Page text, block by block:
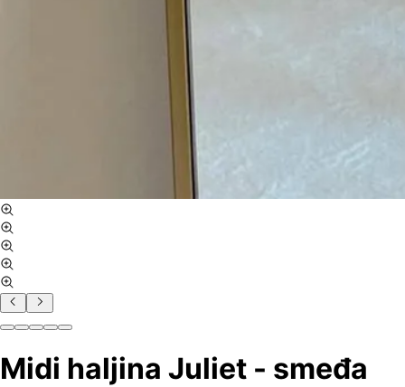
Midi haljina Juliet - smeđa